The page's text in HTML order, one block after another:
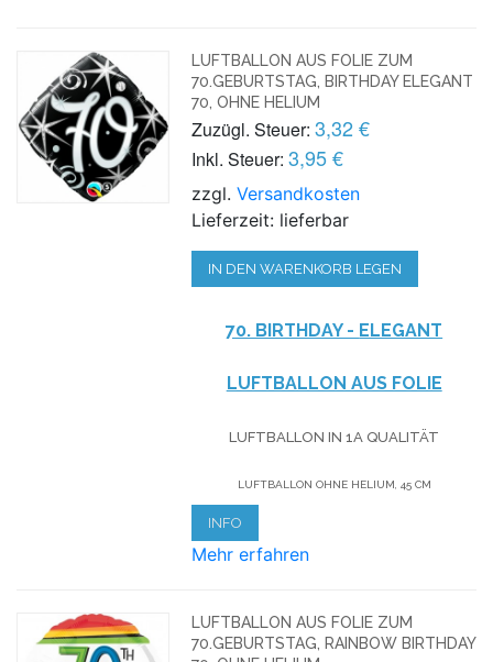
LUFTBALLON AUS FOLIE ZUM
70.GEBURTSTAG, BIRTHDAY ELEGANT
70, OHNE HELIUM
Zuzügl. Steuer: 3,32 €
Inkl. Steuer: 3,95 €
zzgl.Versandkosten
Lieferzeit: lieferbar
IN DEN WARENKORB LEGEN
70. BIRTHDAY - ELEGANT
LUFTBALLON AUS FOLIE
LUFTBALLON IN 1A QUALITÄT
LUFTBALLON OHNE HELIUM, 45 CM
INFO
Mehr erfahren
LUFTBALLON AUS FOLIE ZUM
70.GEBURTSTAG, RAINBOW BIRTHDAY